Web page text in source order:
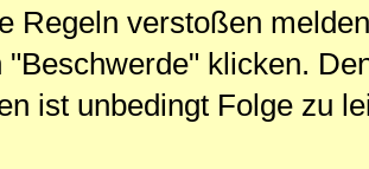
Regeln verstoßen
"Beschwerde" klicken.
ist unbedingt Folge zu